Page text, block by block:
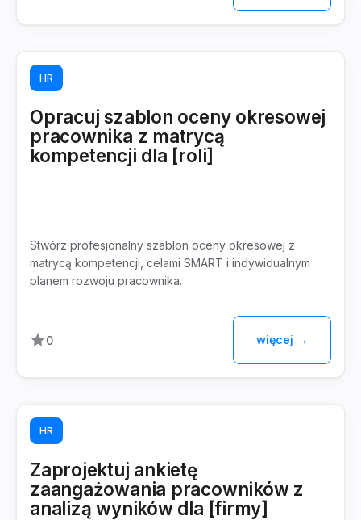
HR
Opracuj szablon oceny okresowej
pracownika z matrycą
kompetencji dla [roli]
Stwórz profesjonalny szablon oceny okresowej z
matrycą kompetencji, celami SMART i indywidualnym
planem rozwoju pracownika.
0 więcej →
HR
Zaprojektuj ankietę
zaangażowania pracowników z
analizą wyników dla [firmy]